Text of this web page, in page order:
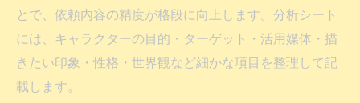
ブランド資産となるキャラクターの魅力を探る
キャラクター制作分析で高まるブランド資
産価値
とで、依頼内容の精度が格段に向上します。分析シート
には、キャラクターの目的・ターゲット・活用媒体・描
きたい印象・性格・世界観など細かな項目を整理して記
載します。